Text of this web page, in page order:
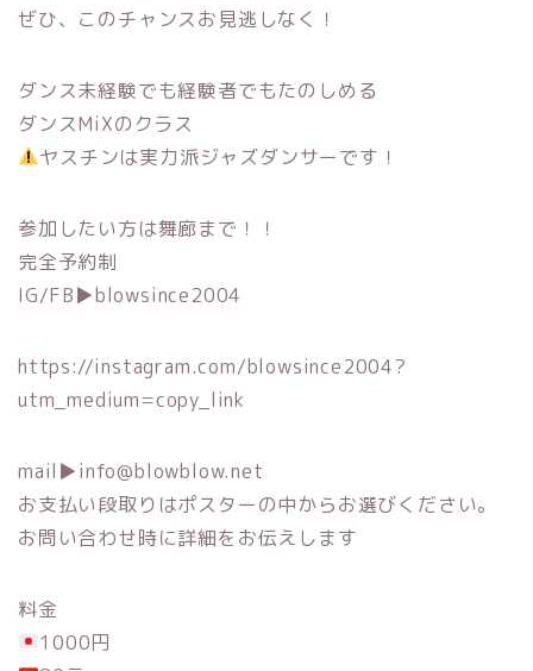
ぜひ、このチャンスお見逃しなく！
ダンス未経験でも経験者でもたのしめる
ダンスMiXのクラス
ヤスチンは実力派ジャズダンサーです！
参加したい方は舞廊まで！！
完全予約制
IG/FB▶︎blowsince2004
https://instagram.com/blowsince2004?
utm_medium=copy_link
mail▶︎info@blowblow.net
お支払い段取りはポスターの中からお選びください。
お問い合わせ時に詳細をお伝えします
料金
1000円